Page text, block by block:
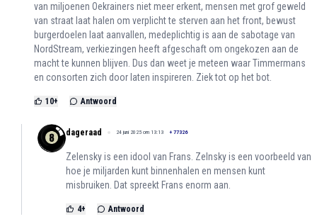
van miljoenen Oekrainers niet meer erkent, mensen met grof geweld
van straat laat halen om verplicht te sterven aan het front, bewust
burgerdoelen laat aanvallen, medeplichtig is aan de sabotage van
NordStream, verkiezingen heeft afgeschaft om ongekozen aan de
macht te kunnen blijven. Dus dan weet je meteen waar Timmermans
en consorten zich door laten inspireren. Ziek tot op het bot.
10+ Antwoord
dageraad 24 juni 2025 om 13:13 + 77326
Zelensky is een idool van Frans. Zelnsky is een voorbeeld van
hoe je miljarden kunt binnenhalen en mensen kunt
misbruiken. Dat spreekt Frans enorm aan.
4+ Antwoord